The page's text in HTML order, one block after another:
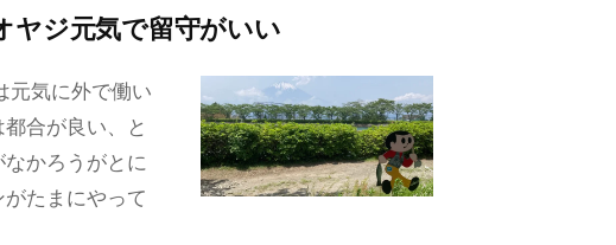
ヤジ元気で留守がいい
元気に外で働い
合が良い、と
かろうがとに
たまにやって